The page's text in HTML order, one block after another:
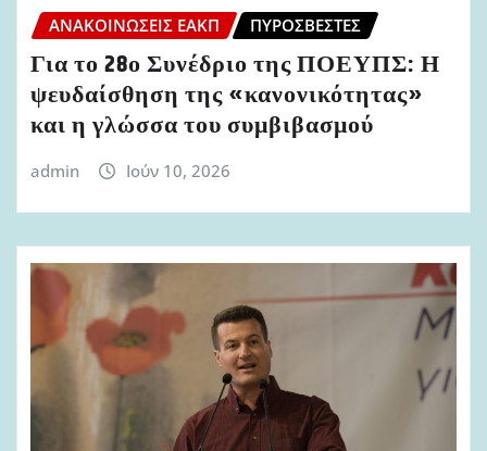
ΑΝΑΚΟΙΝΏΣΕΙΣ ΕΑΚΠ ΠΥΡΟΣΒΈΣΤΕΣ
Για το 28ο Συνέδριο της ΠΟΕΥΠΣ: Η
ψευδαίσθηση της «κανονικότητας»
και η γλώσσα του συμβιβασμού
admin Ιούν 10, 2026